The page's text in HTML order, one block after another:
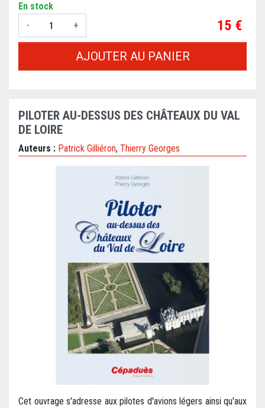
En stock
-
+ Prix
15 €
AJOUTER AU PANIER
PILOTER AU-DESSUS DES CHÂTEAUX DU VAL
DE LOIRE
Auteurs : Patrick Gilliéron, Thierry Georges
Cet ouvrage s'adresse aux pilotes d'avions légers ainsi qu'aux